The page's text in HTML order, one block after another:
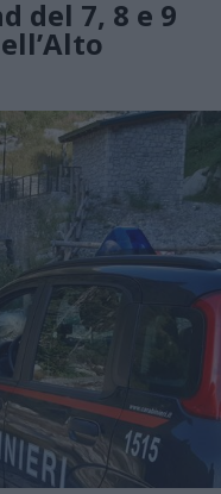
del 7, 8 e 9